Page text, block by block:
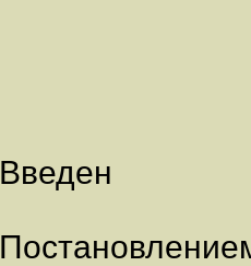
Введен